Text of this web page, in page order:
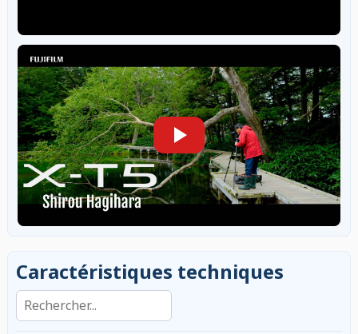
Caractéristiques techniques
Rechercher dans les caractéristiques